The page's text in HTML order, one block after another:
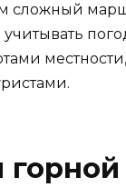
сложный